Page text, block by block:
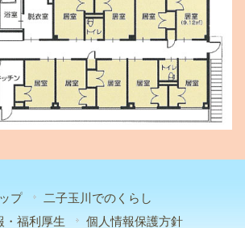
プ
二子玉川でのくらし
・福利厚生
個人情報保護方針